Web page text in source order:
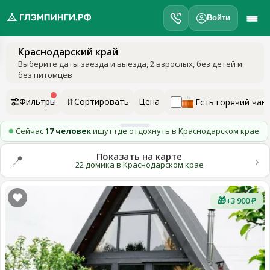
Войти
Краснодарский край
Выберите даты заезда и выезда, 2 взрослых, без детей и
без питомцев
Фильтры Сортировать Цена Есть горячий чан
Сейчас17 человекищут где отдохнуть в Краснодарском крае
📍 Показать на карте
22 домика в Краснодарском крае ›
🎁+3 900 ₽